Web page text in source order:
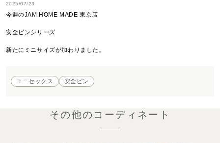
2025/07/23
今週のJAM HOME MADE 東京店
安全ピンシリーズ
新たにミニサイズが加わりました。
ユニセックス 安全ピン
その他のコーディネート